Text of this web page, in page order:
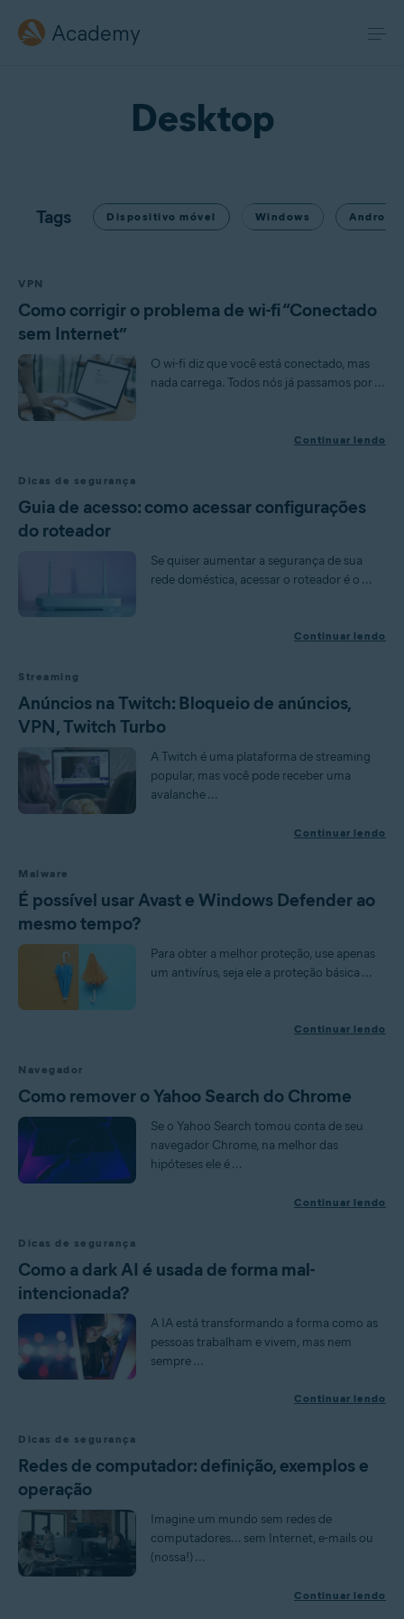
Academy
Desktop
Tags Dispositivo móvel Windows Android
VPN
Como corrigir o problema de wi-fi “Conectado
sem Internet”
O wi-fi diz que você está conectado, mas
nada carrega. Todos nós já passamos por ...
Continuar lendo
Dicas de segurança
Guia de acesso: como acessar configurações
do roteador
Se quiser aumentar a segurança de sua
rede doméstica, acessar o roteador é o ...
Continuar lendo
Streaming
Anúncios na Twitch: Bloqueio de anúncios,
VPN, Twitch Turbo
A Twitch é uma plataforma de streaming
popular, mas você pode receber uma
avalanche ...
Continuar lendo
Malware
É possível usar Avast e Windows Defender ao
mesmo tempo?
Para obter a melhor proteção, use apenas
um antivírus, seja ele a proteção básica ...
Continuar lendo
Navegador
Como remover o Yahoo Search do Chrome
Se o Yahoo Search tomou conta de seu
navegador Chrome, na melhor das
hipóteses ele é ...
Continuar lendo
Dicas de segurança
Como a dark AI é usada de forma mal-
intencionada?
A IA está transformando a forma como as
pessoas trabalham e vivem, mas nem
sempre ...
Continuar lendo
Dicas de segurança
Redes de computador: definição, exemplos e
operação
Imagine um mundo sem redes de
computadores... sem Internet, e-mails ou
(nossa!) ...
Continuar lendo